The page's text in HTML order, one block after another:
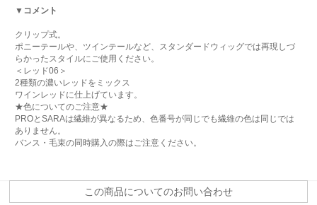
▼コメント
クリップ式。
ポニーテールや、ツインテールなど、スタンダードウィッグでは再現しづ
らかったスタイルにご使用ください。
＜レッド06＞
2種類の濃いレッドをミックス
ワインレッドに仕上げています。
★色についてのご注意★
PROとSARAは繊維が異なるため、色番号が同じでも繊維の色は同じでは
ありません。
バンス・毛束の同時購入の際はご注意ください。
この商品についてのお問い合わせ